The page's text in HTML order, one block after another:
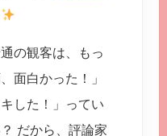
の観客は、もっ
面白かった！」
した！」ってい
だから、評論家